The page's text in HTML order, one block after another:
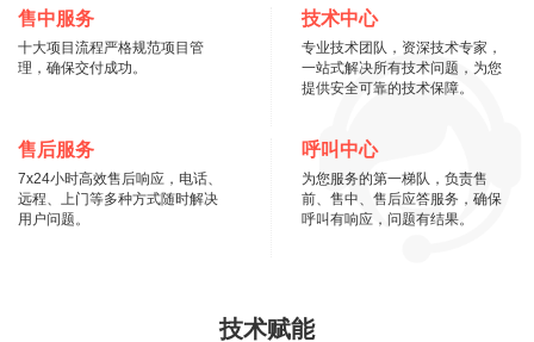
售中服务
十大项目流程严格规范项目管
理，确保交付成功。
技术中心
专业技术团队，资深技术专家，
一站式解决所有技术问题，为您
提供安全可靠的技术保障。
售后服务
7x24小时高效售后响应，电话、
远程、上门等多种方式随时解决
用户问题。
呼叫中心
为您服务的第一梯队，负责售
前、售中、售后应答服务，确保
呼叫有响应，问题有结果。
技术赋能